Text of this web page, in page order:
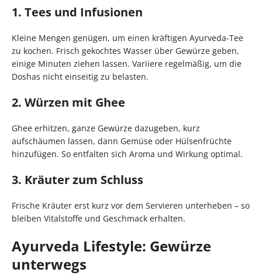
1. Tees und Infusionen
Kleine Mengen genügen, um einen kräftigen Ayurveda-Tee
zu kochen. Frisch gekochtes Wasser über Gewürze geben,
einige Minuten ziehen lassen. Variiere regelmäßig, um die
Doshas nicht einseitig zu belasten.
2. Würzen mit Ghee
Ghee erhitzen, ganze Gewürze dazugeben, kurz
aufschäumen lassen, dann Gemüse oder Hülsenfrüchte
hinzufügen. So entfalten sich Aroma und Wirkung optimal.
3. Kräuter zum Schluss
Frische Kräuter erst kurz vor dem Servieren unterheben – so
bleiben Vitalstoffe und Geschmack erhalten.
Ayurveda Lifestyle: Gewürze
unterwegs